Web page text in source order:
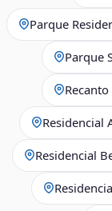
Parque
Parque
Residencial
Residencial